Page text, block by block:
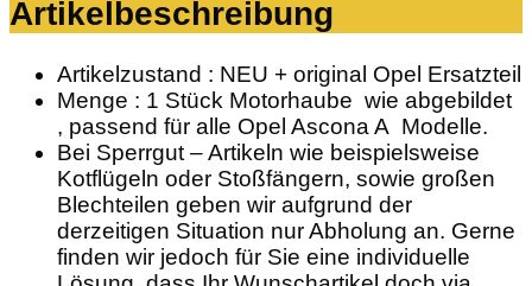
Artikelbeschreibung
Artikelzustand : NEU + original Opel Ersatzteil
Menge : 1 Stück Motorhaube wie abgebildet
, passend für alle Opel Ascona A Modelle.
Bei Sperrgut – Artikeln wie beispielsweise
Kotflügeln oder Stoßfängern, sowie großen
Blechteilen geben wir aufgrund der
derzeitigen Situation nur Abholung an. Gerne
finden wir jedoch für Sie eine individuelle